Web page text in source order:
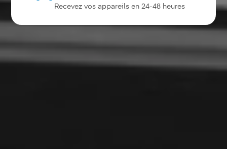
Recevez vos appareils en 24-48 heures